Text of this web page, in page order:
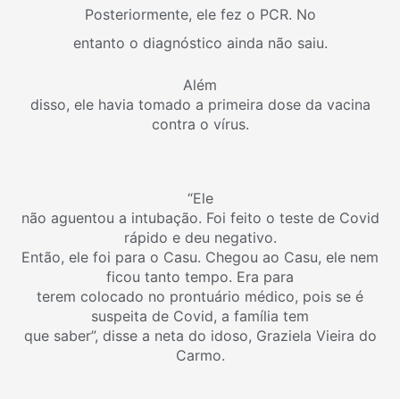
Posteriormente, ele fez o PCR. No
entanto o diagnóstico ainda não saiu.
Além
disso, ele havia tomado a primeira dose da vacina
contra o vírus.
“Ele
não aguentou a intubação. Foi feito o teste de Covid
rápido e deu negativo.
Então, ele foi para o Casu. Chegou ao Casu, ele nem
ficou tanto tempo. Era para
terem colocado no prontuário médico, pois se é
suspeita de Covid, a família tem
que saber”, disse a neta do idoso, Graziela Vieira do
Carmo.